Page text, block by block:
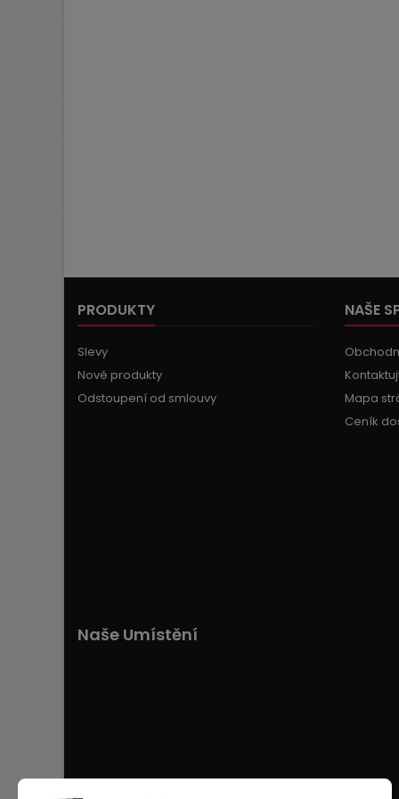
PRODUKTY
Slevy
Nové produkty
Odstoupení od smlouvy
NAŠE
Mapa
Ceník
Naše Umístění